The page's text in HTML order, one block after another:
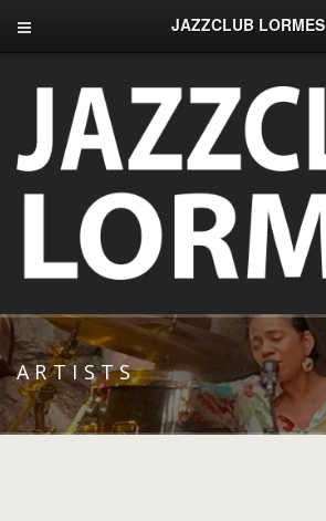
JAZZCLUB LORMES
ARTISTS